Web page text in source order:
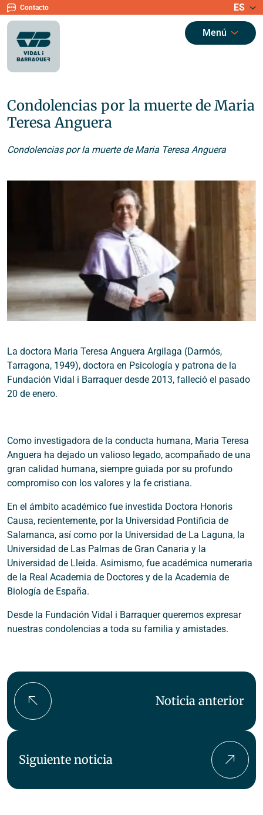
Contacto ES
Menú
Condolencias por la muerte de Maria
Teresa Anguera
Condolencias por la muerte de Maria Teresa Anguera
La doctora Maria Teresa Anguera Argilaga (Darmós,
Tarragona, 1949), doctora en Psicología y patrona de la
Fundación Vidal i Barraquer desde 2013, falleció el pasado
20 de enero.
Como investigadora de la conducta humana, Maria Teresa
Anguera ha dejado un valioso legado, acompañado de una
gran calidad humana, siempre guiada por su profundo
compromiso con los valores y la fe cristiana.
En el ámbito académico fue investida Doctora Honoris
Causa, recientemente, por la Universidad Pontificia de
Salamanca, así como por la Universidad de La Laguna, la
Universidad de Las Palmas de Gran Canaria y la
Universidad de Lleida. Asimismo, fue académica numeraria
de la Real Academia de Doctores y de la Academia de
Biología de España.
Desde la Fundación Vidal i Barraquer queremos expresar
nuestras condolencias a toda su familia y amistades.
Noticia anterior
Siguiente noticia